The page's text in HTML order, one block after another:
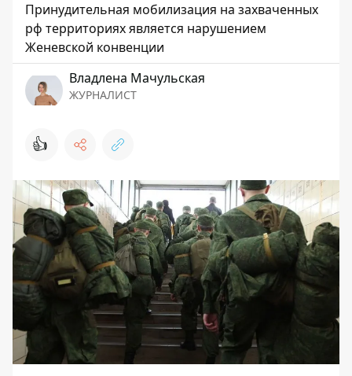
Принудительная мобилизация на захваченных
рф территориях является нарушением
Женевской конвенции
Владлена Мачульская
ЖУРНАЛИСТ
👍